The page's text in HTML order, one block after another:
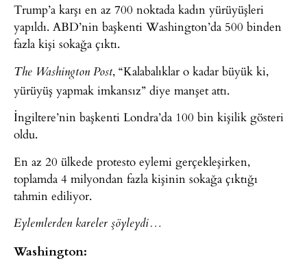
Trump’a karşı en az 700 noktada kadın yürüyüşleri
yapıldı. ABD’nin başkenti Washington’da 500 binden
fazla kişi sokağa çıktı.
The Washington Post, “Kalabalıklar o kadar büyük ki,
yürüyüş yapmak imkansız” diye manşet attı.
İngiltere’nin başkenti Londra’da 100 bin kişilik gösteri
oldu.
En az 20 ülkede protesto eylemi gerçekleşirken,
toplamda 4 milyondan fazla kişinin sokağa çıktığı
tahmin ediliyor.
Eylemlerden kareler şöyleydi…
Washington: